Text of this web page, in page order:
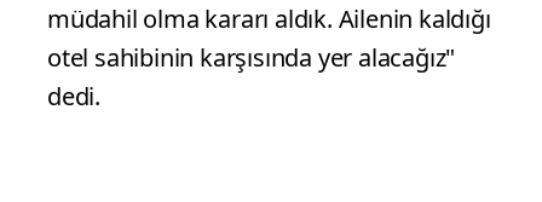
müdahil olma kararı aldık. Ailenin kaldığı
otel sahibinin karşısında yer alacağız"
dedi.